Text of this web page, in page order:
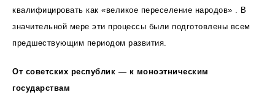
квалифицировать как «великое переселение народов» . В
значительной мере эти процессы были подготовлены всем
предшествующим периодом развития.
От советских республик — к моноэтническим
государствам